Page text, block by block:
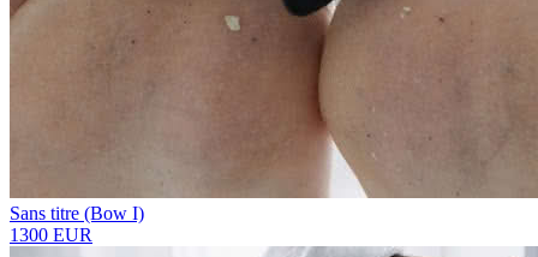
Sans titre (Bow I)
1300 EUR